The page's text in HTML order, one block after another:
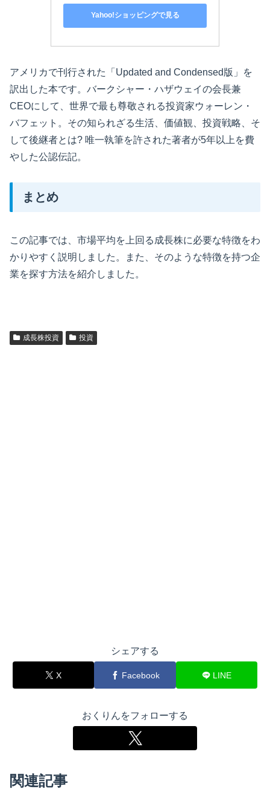
Yahoo!ショッピングで見る
アメリカで刊行された「Updated and Condensed版」を
訳出した本です。バークシャー・ハザウェイの会長兼
CEOにして、世界で最も尊敬される投資家ウォーレン・
バフェット。その知られざる生活、価値観、投資戦略、そ
して後継者とは? 唯一執筆を許された著者が5年以上を費
やした公認伝記。
まとめ
この記事では、市場平均を上回る成長株に必要な特徴をわ
かりやすく説明しました。また、そのような特徴を持つ企
業を探す方法を紹介しました。
成長株投資 投資
シェアする
X Facebook LINE
おくりんをフォローする
関連記事